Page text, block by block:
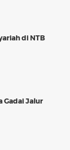
di NTB
Gadai Jalur